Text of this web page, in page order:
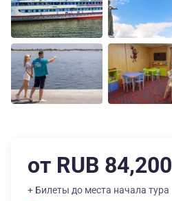
от RUB 84,200
+ Билеты до места начала тура